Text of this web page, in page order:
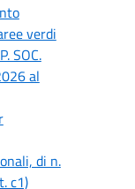
verdi
SOC.
al
di n.
c1)